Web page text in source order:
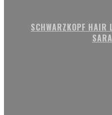
SCHWARZKOPF HAIR